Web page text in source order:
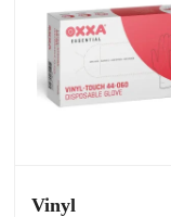
Vinyl